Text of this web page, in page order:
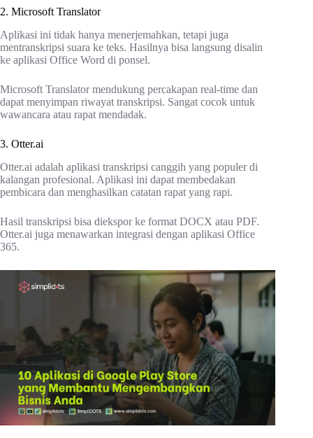
2. Microsoft Translator
Aplikasi ini tidak hanya menerjemahkan, tetapi juga
mentranskripsi suara ke teks. Hasilnya bisa langsung disalin
ke aplikasi Office Word di ponsel.
Microsoft Translator mendukung percakapan real-time dan
dapat menyimpan riwayat transkripsi. Sangat cocok untuk
wawancara atau rapat mendadak.
3. Otter.ai
Otter.ai adalah aplikasi transkripsi canggih yang populer di
kalangan profesional. Aplikasi ini dapat membedakan
pembicara dan menghasilkan catatan rapat yang rapi.
Hasil transkripsi bisa diekspor ke format DOCX atau PDF.
Otter.ai juga menawarkan integrasi dengan aplikasi Office
365.